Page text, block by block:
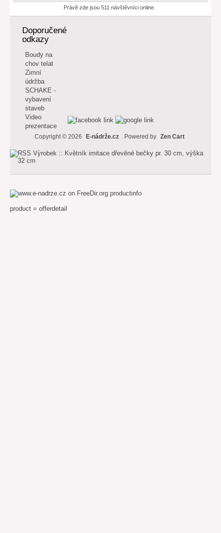
Právě zde jsou 511 návštěvníci online.
Doporučené
odkazy
Boudy na
chov telat
Zimní
údržba
SCHAKE -
vybavení
staveb
Video
prezentace
Copyright © 2026 E-nádrže.cz . Powered by Zen Cart
productinfo
product = offerdetail